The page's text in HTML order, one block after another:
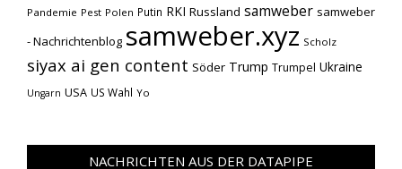
Pandemie Pest Polen Putin RKI Russland samweber samweber
- Nachrichtenblog samweber.xyz Scholz
siyax ai gen content Söder Trump Trumpel Ukraine
Ungarn USA US Wahl Yo
NACHRICHTEN AUS DER DATAPIPE